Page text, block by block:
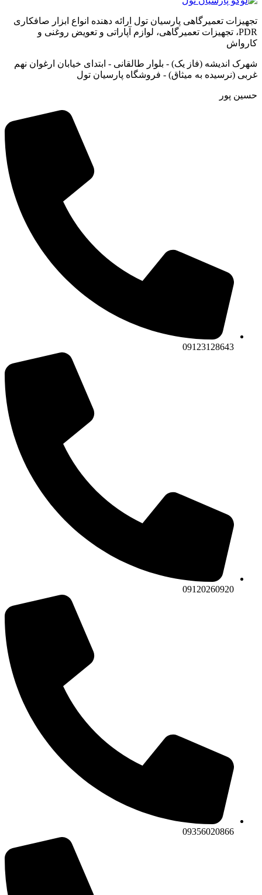
تجهیزات تعمیرگاهی پارسیان تول ارائه دهنده انواع ابزار صافکاری
PDR، تجهیزات تعمیرگاهی، لوازم آپاراتی و تعویض روغنی و
کارواش
شهرک اندیشه (فاز یک) - بلوار طالقانی - ابتدای خیابان ارغوان نهم
غربی (نرسیده به میثاق) - فروشگاه پارسیان تول
حسین پور
09123128643
09120260920
09356020866